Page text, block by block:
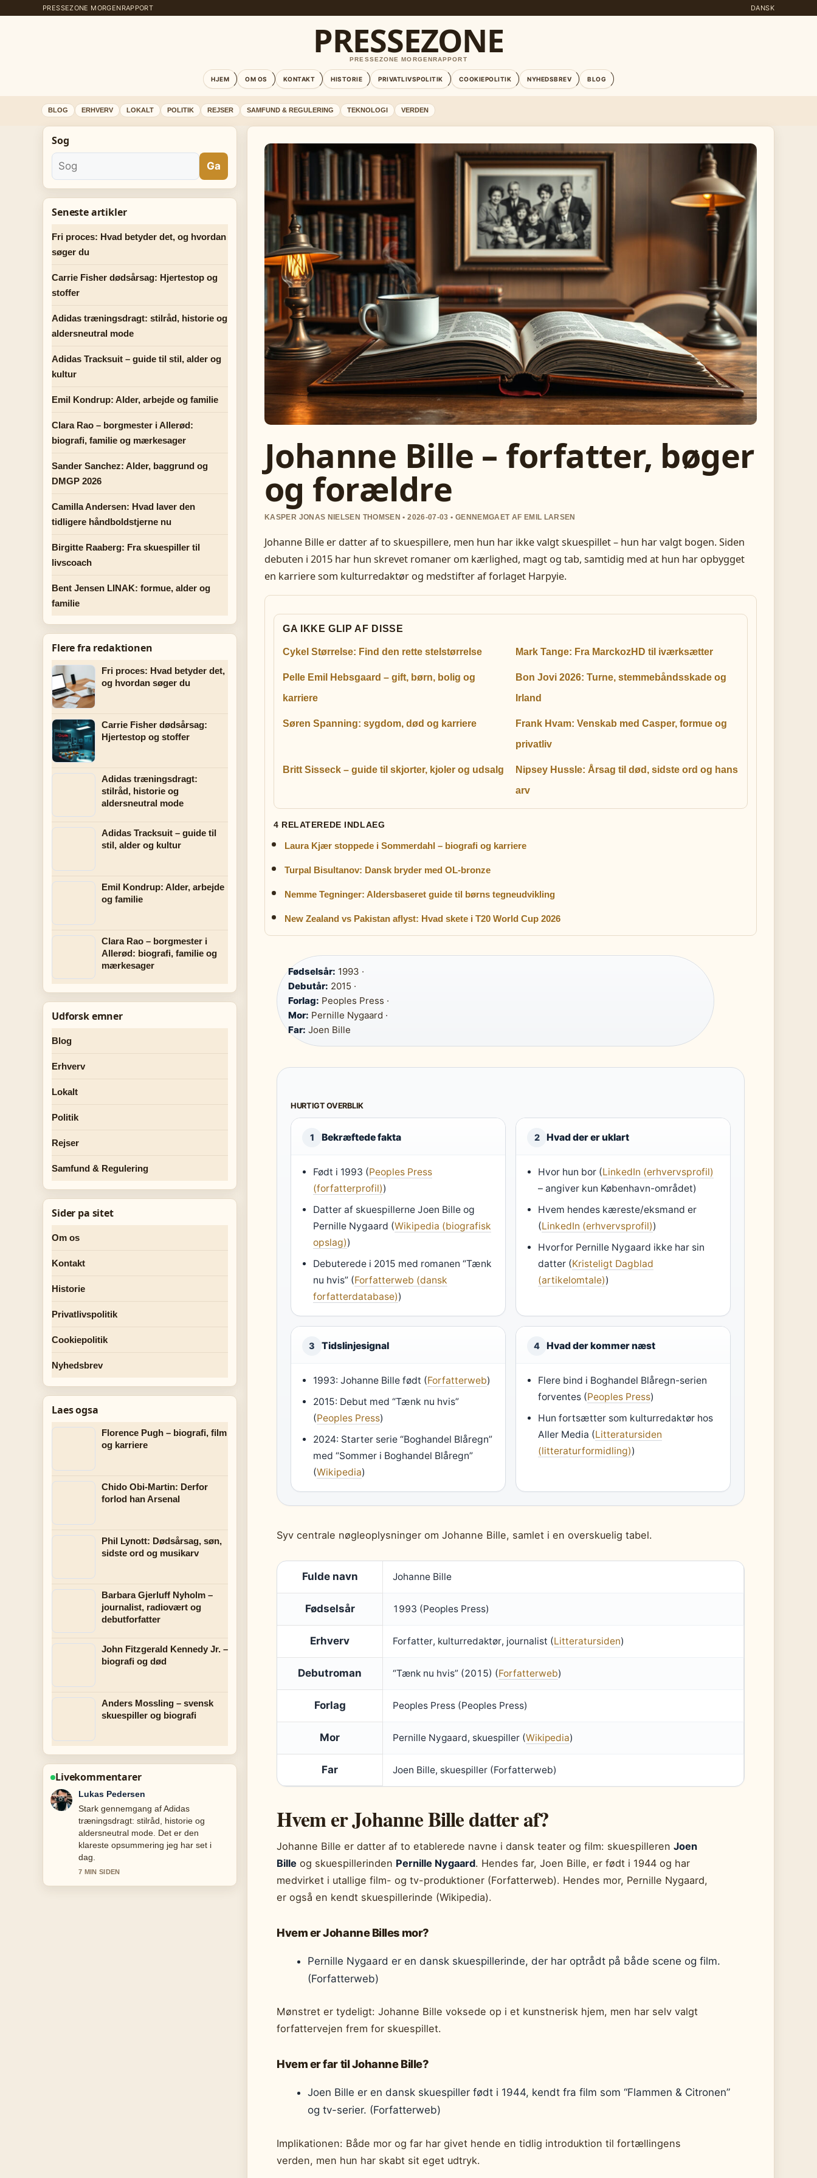
PRESSEZONE MORGENRAPPORT DANSK
PRESSEZONE
PRESSEZONE MORGENRAPPORT
HJEM OM OS KONTAKT HISTORIE PRIVATLIVSPOLITIK COOKIEPOLITIK NYHEDSBREV BLOG
BLOG ERHVERV LOKALT POLITIK REJSER SAMFUND & REGULERING TEKNOLOGI VERDEN
Johanne Bille – forfatter, bøger
og forældre
KASPER JONAS NIELSEN THOMSEN • 2026-07-03 • GENNEMGAET AF EMIL LARSEN
Johanne Bille er datter af to skuespillere, men hun har ikke valgt skuespillet – hun har valgt bogen. Siden
debuten i 2015 har hun skrevet romaner om kærlighed, magt og tab, samtidig med at hun har opbygget
en karriere som kulturredaktør og medstifter af forlaget Harpyie.
GA IKKE GLIP AF DISSE
Cykel Størrelse: Find den rette stelstørrelse Mark Tange: Fra MarckozHD til iværksætter
Pelle Emil Hebsgaard – gift, børn, bolig og
karriere
Bon Jovi 2026: Turne, stemmebåndsskade og
Irland
Søren Spanning: sygdom, død og karriere
Frank Hvam: Venskab med Casper, formue og
privatliv
Britt Sisseck – guide til skjorter, kjoler og udsalg
Nipsey Hussle: Årsag til død, sidste ord og hans
arv
4 RELATEREDE INDLAEG
Laura Kjær stoppede i Sommerdahl – biografi og karriere
Turpal Bisultanov: Dansk bryder med OL-bronze
Nemme Tegninger: Aldersbaseret guide til børns tegneudvikling
New Zealand vs Pakistan aflyst: Hvad skete i T20 World Cup 2026
Fødselsår: 1993 ·
Debutår: 2015 ·
Forlag: Peoples Press ·
Mor: Pernille Nygaard ·
Far: Joen Bille
HURTIGT OVERBLIK
1 Bekræftede fakta
Født i 1993 (Peoples Press
(forfatterprofil))
Datter af skuespillerne Joen Bille og
Pernille Nygaard (Wikipedia (biografisk
opslag))
Debuterede i 2015 med romanen “Tænk
nu hvis” (Forfatterweb (dansk
forfatterdatabase))
2 Hvad der er uklart
Hvor hun bor (LinkedIn (erhvervsprofil)
– angiver kun København-området)
Hvem hendes kæreste/eksmand er
(LinkedIn (erhvervsprofil))
Hvorfor Pernille Nygaard ikke har sin
datter (Kristeligt Dagblad
(artikelomtale))
3 Tidslinjesignal
1993: Johanne Bille født (Forfatterweb)
2015: Debut med “Tænk nu hvis”
(Peoples Press)
2024: Starter serie “Boghandel Blåregn”
med “Sommer i Boghandel Blåregn”
(Wikipedia)
4 Hvad der kommer næst
Flere bind i Boghandel Blåregn-serien
forventes (Peoples Press)
Hun fortsætter som kulturredaktør hos
Aller Media (Litteratursiden
(litteraturformidling))
Syv centrale nøgleoplysninger om Johanne Bille, samlet i en overskuelig tabel.
Fulde navn Johanne Bille
Fødselsår 1993 (Peoples Press)
Erhverv Forfatter, kulturredaktør, journalist (Litteratursiden)
Debutroman “Tænk nu hvis” (2015) (Forfatterweb)
Forlag Peoples Press (Peoples Press)
Mor Pernille Nygaard, skuespiller (Wikipedia)
Far Joen Bille, skuespiller (Forfatterweb)
Hvem er Johanne Bille datter af?
Johanne Bille er datter af to etablerede navne i dansk teater og film: skuespilleren Joen
Bille og skuespillerinden Pernille Nygaard. Hendes far, Joen Bille, er født i 1944 og har
medvirket i utallige film- og tv-produktioner (Forfatterweb). Hendes mor, Pernille Nygaard,
er også en kendt skuespillerinde (Wikipedia).
Hvem er Johanne Billes mor?
Pernille Nygaard er en dansk skuespillerinde, der har optrådt på både scene og film.
(Forfatterweb)
Mønstret er tydeligt: Johanne Bille voksede op i et kunstnerisk hjem, men har selv valgt
forfattervejen frem for skuespillet.
Hvem er far til Johanne Bille?
Joen Bille er en dansk skuespiller født i 1944, kendt fra film som “Flammen & Citronen”
og tv-serier. (Forfatterweb)
Implikationen: Både mor og far har givet hende en tidlig introduktion til fortællingens
verden, men hun har skabt sit eget udtryk.
Sog
Ga
Seneste artikler
Fri proces: Hvad betyder det, og hvordan
søger du
Carrie Fisher dødsårsag: Hjertestop og
stoffer
Adidas træningsdragt: stilråd, historie og
aldersneutral mode
Adidas Tracksuit – guide til stil, alder og
kultur
Emil Kondrup: Alder, arbejde og familie
Clara Rao – borgmester i Allerød:
biografi, familie og mærkesager
Sander Sanchez: Alder, baggrund og
DMGP 2026
Camilla Andersen: Hvad laver den
tidligere håndboldstjerne nu
Birgitte Raaberg: Fra skuespiller til
livscoach
Bent Jensen LINAK: formue, alder og
familie
Flere fra redaktionen
Fri proces: Hvad betyder det,
og hvordan søger du
Carrie Fisher dødsårsag:
Hjertestop og stoffer
Adidas træningsdragt:
stilråd, historie og
aldersneutral mode
Adidas Tracksuit – guide til
stil, alder og kultur
Emil Kondrup: Alder, arbejde
og familie
Clara Rao – borgmester i
Allerød: biografi, familie og
mærkesager
Udforsk emner
Blog
Erhverv
Lokalt
Politik
Rejser
Samfund & Regulering
Sider pa sitet
Om os
Kontakt
Historie
Privatlivspolitik
Cookiepolitik
Nyhedsbrev
Laes ogsa
Florence Pugh – biografi, film
og karriere
Chido Obi-Martin: Derfor
forlod han Arsenal
Phil Lynott: Dødsårsag, søn,
sidste ord og musikarv
Barbara Gjerluff Nyholm –
journalist, radiovært og
debutforfatter
John Fitzgerald Kennedy Jr. –
biografi og død
Anders Mossling – svensk
skuespiller og biografi
Livekommentarer
Lukas Pedersen
Stark gennemgang af Adidas
træningsdragt: stilråd, historie og
aldersneutral mode. Det er den
klareste opsummering jeg har set i
dag.
7 MIN SIDEN